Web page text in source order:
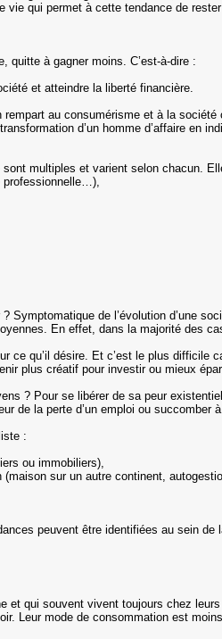
vie qui permet à cette tendance de
quitte à gagner moins. C’est-à-dire :
et atteindre la liberté financière.
au consumérisme et à la
d’un homme d’affaire en
multiples et varient selon chacun.
professionnelle…),
Symptomatique de l’évolution d’une
En effet, dans la majorité des
qu’il désire. Et c’est le plus difficile
plus créatif pour investir ou mieux
? Pour se libérer de sa peur
de la perte d’un emploi ou
:
ou immobiliers),
(maison sur un autre continent,
peuvent être identifiées au sein de
et qui souvent vivent toujours chez
Leur mode de consommation est